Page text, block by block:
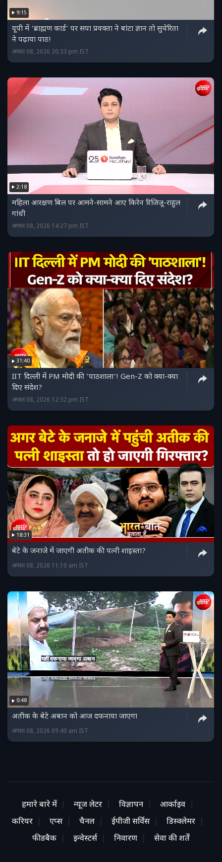
9:15
यूपी में 'ब्राह्मण कार्ड' पर सपा प्रवक्ता ने बांटा ज्ञान तो सुचेरिता
ने पढ़ाया पाठ!
अगस्त 08, 2026 20:33 pm IST
2:18
महिला आरक्षण बिल पर आमने-सामने आए किरेन रिजिजू-राहुल
गांधी
अगस्त 08, 2026 14:27 pm IST
31:40
IIT दिल्ली में PM मोदी की 'पाठशाला'! Gen-Z को क्या-क्या
दिए संदेश?
अगस्त 08, 2026 12:32 pm IST
18:31
बेटे के जनाजे में जाएगी अतीक की पत्नी शाइस्ता?
अगस्त 08, 2026 11:10 am IST
0:48
अतीक के बेटे अबान को आज दफनाया जाएगा
अगस्त 08, 2026 09:40 am IST
हमारे बारे में न्यूज लेटर विज्ञापन
आर्काइव
करियर
एप्स चैनल ईपीजी सर्विस
डिस्क्लेमर
फीडबैक
इन्वेस्टर्स निवारण सेवा की शर्तें